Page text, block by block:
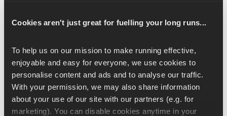
Cookies aren't just great for fuelling your long runs...
To help us on our mission to make running effective,
enjoyable and easy for everyone, we use cookies to
personalise content and ads and to analyse our traffic.
With your permission, we may also share information
about your use of our site with our partners (e.g. for
marketing). You can disable cookies anytime in your
devi inginocchiarti sul pavimento con i piedi appoggiati al muro
e le dita dei piedi rivolte verso il basso. Puoi poi appoggiare la
Swissball contro le cosce, spingendo i fianchi verso il basso e
verso le ginocchia mentre le ginocchia si sollevano dal
pavimento.